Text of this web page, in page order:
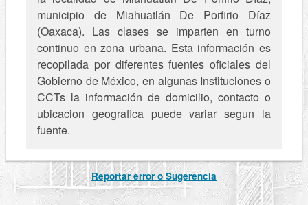
municipio de Miahuatlán De Porfirio Díaz
(Oaxaca). Las clases se imparten en turno
continuo en zona urbana. Esta información es
recopilada por diferentes fuentes oficiales del
Gobierno de México, en algunas Instituciones o
CCTs la información de domicilio, contacto o
ubicacion geografica puede variar segun la
fuente.
Reportar error o Sugerencia